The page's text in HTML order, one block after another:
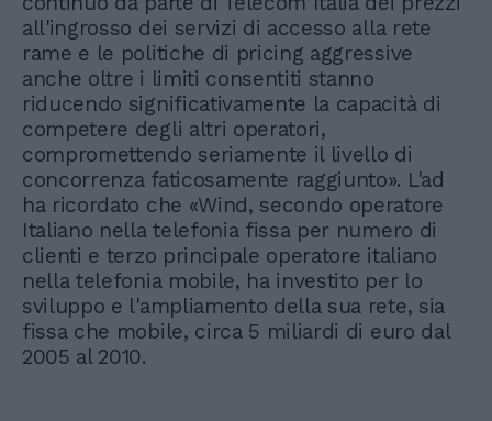
all'ingrosso dei servizi di accesso alla rete
rame e le politiche di pricing aggressive
anche oltre i limiti consentiti stanno
riducendo significativamente la capacità di
competere degli altri operatori,
compromettendo seriamente il livello di
concorrenza faticosamente raggiunto». L'ad
ha ricordato che «Wind, secondo operatore
Italiano nella telefonia fissa per numero di
clienti e terzo principale operatore italiano
nella telefonia mobile, ha investito per lo
sviluppo e l'ampliamento della sua rete, sia
fissa che mobile, circa 5 miliardi di euro dal
2005 al 2010.